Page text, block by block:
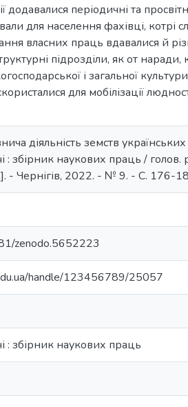
додавалися періодичні та
для населення фахівці,
власних праць вдавалися й
підрозділи, як от
і загальної
для мобілізації
діяльність земств
: збірник наукових праць /
- Чернігів, 2022. - № 9. - С.
zenodo.5652223
handle/123456789/25057
: збірник наукових праць